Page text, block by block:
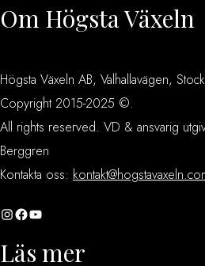
Om Högsta Växeln
Högsta Växeln AB, Valhallavägen,
Copyright 2015-2025 ©.
All rights reserved. VD & ansvarig
Berggren
Kontakta oss:
InstagramFacebook YouTube
Läs mer